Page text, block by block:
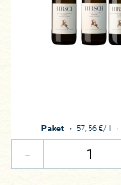
Paket ・ 57,56 €/ l ・
-